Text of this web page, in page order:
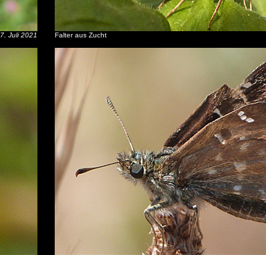
7. Juli 2021 Falter aus Zucht